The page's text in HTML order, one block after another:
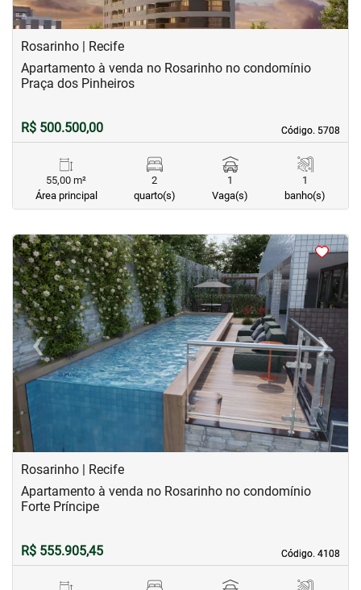
Rosarinho | Recife
Código. 5708
Código. 5708
Apartamento à venda no Rosarinho no condomínio
Praça dos Pinheiros
R$ 500.500,00
55,00 m²
Área principal
2
quarto(s)
1
Vaga(s)
1
banho(s)
<<<<
‹Previous ›Next
Rosarinho | Recife
Código. 4108
Código. 4108
Apartamento à venda no Rosarinho no condomínio
Forte Príncipe
R$ 555.905,45